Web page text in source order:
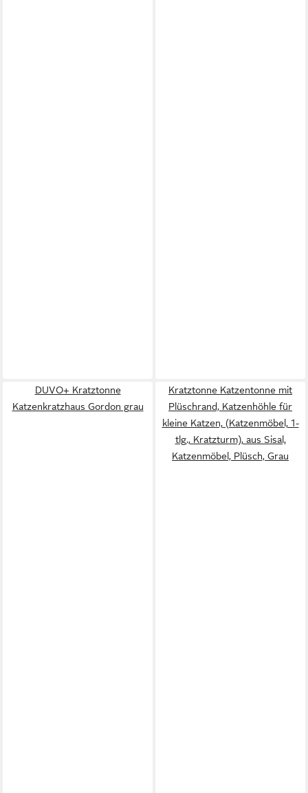
DUVO+ Kratztonne
Katzenkratzhaus Gordon grau
Kratztonne Katzentonne mit
Plüschrand, Katzenhöhle für
kleine Katzen, (Katzenmöbel, 1-
tlg., Kratzturm), aus Sisal,
Katzenmöbel, Plüsch, Grau